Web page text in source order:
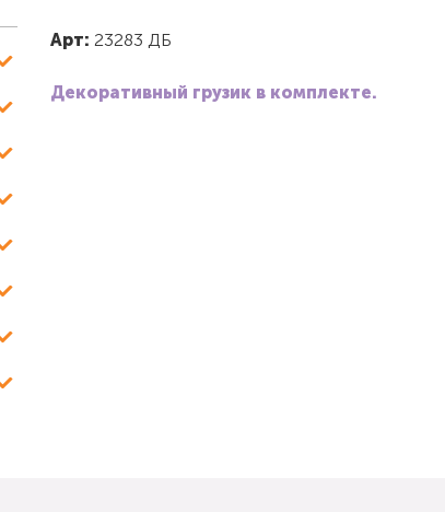
Арт: 23283 ДБ
Декоративный грузик в комплекте.